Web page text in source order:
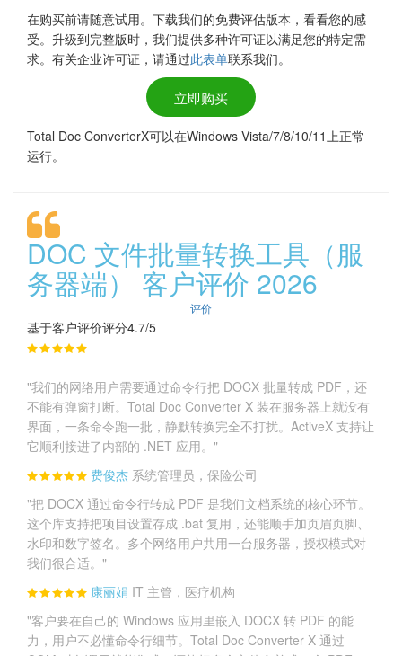
在购买前请随意试用。下载我们的免费评估版本，看看您的感
受。升级到完整版时，我们提供多种许可证以满足您的特定需
求。有关企业许可证，请通过此表单联系我们。
立即购买
Total Doc ConverterX可以在Windows Vista/7/8/10/11上正常
运行。
DOC 文件批量转换工具（服
务器端） 客户评价 2026
评价
基于客户评价评分4.7/5
"我们的网络用户需要通过命令行把 DOCX 批量转成 PDF，还
不能有弹窗打断。Total Doc Converter X 装在服务器上就没有
界面，一条命令跑一批，静默转换完全不打扰。ActiveX 支持让
它顺利接进了内部的 .NET 应用。"
费俊杰 系统管理员，保险公司
"把 DOCX 通过命令行转成 PDF 是我们文档系统的核心环节。
这个库支持把项目设置存成 .bat 复用，还能顺手加页眉页脚、
水印和数字签名。多个网络用户共用一台服务器，授权模式对
我们很合适。"
康丽娟 IT 主管，医疗机构
"客户要在自己的 Windows 应用里嵌入 DOCX 转 PDF 的能
力，用户不必懂命令行细节。Total Doc Converter X 通过